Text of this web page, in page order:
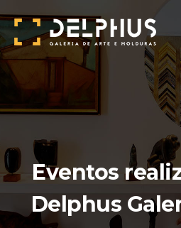
Eventos
Delphus